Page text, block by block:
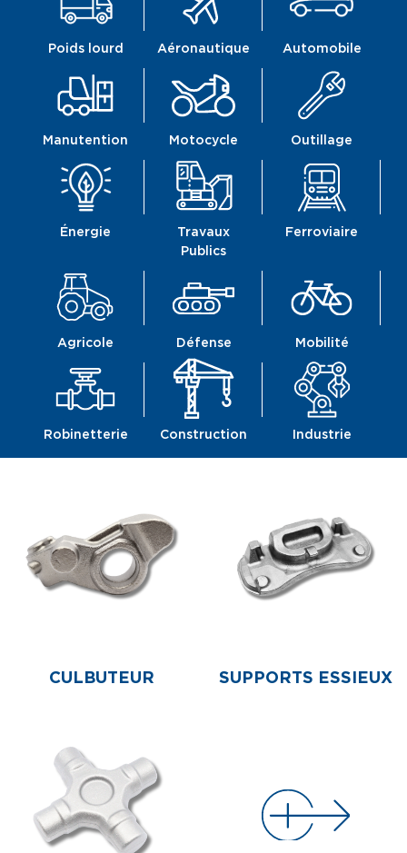
Poids lourd Aéronautique Automobile
Manutention Motocycle Outillage
Énergie
Travaux
Publics
Ferroviaire
Agricole Défense Mobilité
Robinetterie Construction Industrie
CULBUTEUR SUPPORTS ESSIEUX